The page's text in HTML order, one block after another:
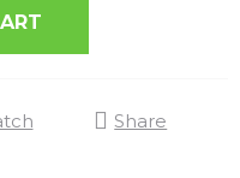
Share